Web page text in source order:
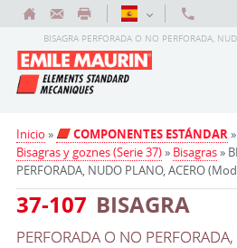
BISAGRA PERFORADA O NO PERFORADA,
Inicio » COMPONENTES ESTÁNDAR»
Bisagras y goznes (Serie 37)» Bisagras»
PERFORADA, NUDO PLANO, ACERO
37-107 BISAGRA
PERFORADA O NO